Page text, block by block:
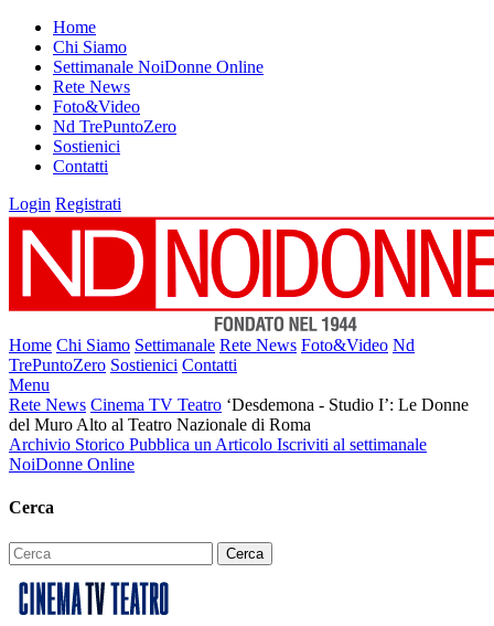
Home
Chi Siamo
Settimanale NoiDonne Online
Rete News
Foto&Video
Nd TrePuntoZero
Sostienici
Contatti
Login Registrati
Home Chi Siamo Settimanale Rete News Foto&Video Nd
TrePuntoZero Sostienici Contatti
Menu
Rete News Cinema TV Teatro ‘Desdemona - Studio I’: Le Donne
del Muro Alto al Teatro Nazionale di Roma
Archivio Storico Pubblica un Articolo Iscriviti al settimanale
NoiDonne Online
Cerca